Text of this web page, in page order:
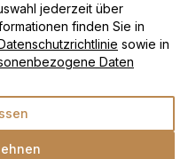
jederzeit über
finden Sie in
sowie in
Daten